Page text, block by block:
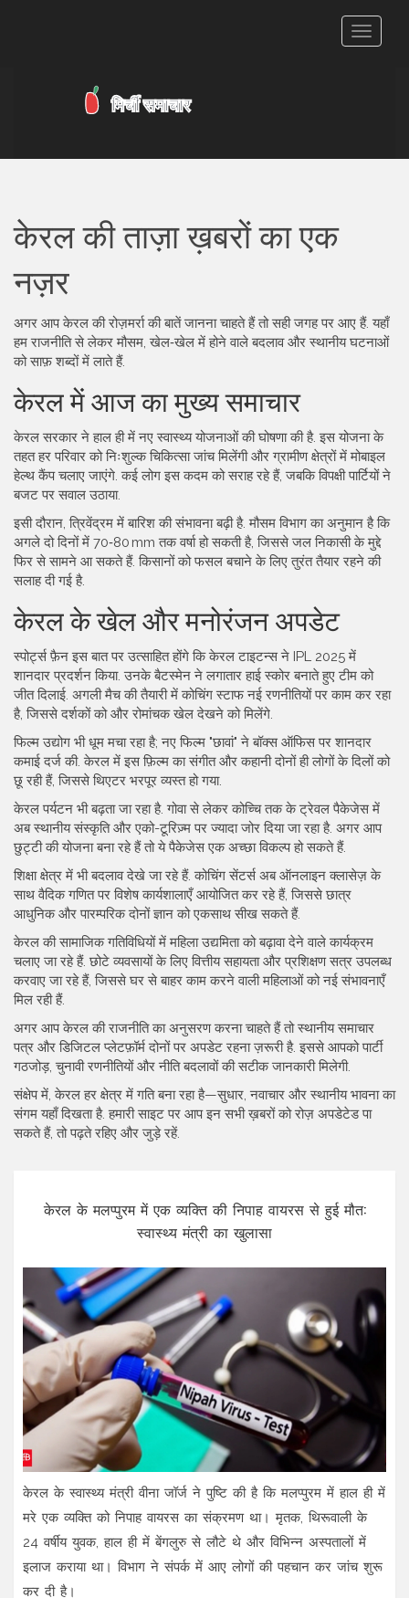
टॉगल
केरल की ताज़ा ख़बरों का एक
नज़र
अगर आप केरल की रोज़मर्रा की बातें जानना चाहते हैं तो सही जगह पर आए हैं. यहाँ
हम राजनीति से लेकर मौसम, खेल‑खेल में होने वाले बदलाव और स्थानीय घटनाओं
को साफ़ शब्दों में लाते हैं.
केरल में आज का मुख्य समाचार
केरल सरकार ने हाल ही में नए स्वास्थ्य योजनाओं की घोषणा की है. इस योजना के
तहत हर परिवार को निःशुल्क चिकित्सा जांच मिलेंगी और ग्रामीण क्षेत्रों में मोबाइल
हेल्थ कैंप चलाए जाएंगे. कई लोग इस कदम को सराह रहे हैं, जबकि विपक्षी पार्टियों ने
बजट पर सवाल उठाया.
इसी दौरान, त्रिवेंद्रम में बारिश की संभावना बढ़ी है. मौसम विभाग का अनुमान है कि
अगले दो दिनों में 70‑80 mm तक वर्षा हो सकती है, जिससे जल निकासी के मुद्दे
फिर से सामने आ सकते हैं. किसानों को फसल बचाने के लिए तुरंत तैयार रहने की
सलाह दी गई है.
केरल के खेल और मनोरंजन अपडेट
स्पोर्ट्स फ़ैन इस बात पर उत्साहित होंगे कि केरल टाइटन्स ने IPL 2025 में
शानदार प्रदर्शन किया. उनके बैटस्मेन ने लगातार हाई स्कोर बनाते हुए टीम को
जीत दिलाई. अगली मैच की तैयारी में कोचिंग स्टाफ नई रणनीतियों पर काम कर रहा
है, जिससे दर्शकों को और रोमांचक खेल देखने को मिलेंगे.
फिल्म उद्योग भी धूम मचा रहा है; नए फिल्म "छावां" ने बॉक्स ऑफिस पर शानदार
कमाई दर्ज की. केरल में इस फ़िल्म का संगीत और कहानी दोनों ही लोगों के दिलों को
छू रही हैं, जिससे थिएटर भरपूर व्यस्त हो गया.
केरल पर्यटन भी बढ़ता जा रहा है. गोवा से लेकर कोच्चि तक के ट्रेवल पैकेजेस में
अब स्थानीय संस्कृति और एको-टूरिज़्म पर ज्यादा जोर दिया जा रहा है. अगर आप
छुट्टी की योजना बना रहे हैं तो ये पैकेजेस एक अच्छा विकल्प हो सकते हैं.
शिक्षा क्षेत्र में भी बदलाव देखे जा रहे हैं. कोचिंग सेंटर्स अब ऑनलाइन क्लासेज़ के
साथ वैदिक गणित पर विशेष कार्यशालाएँ आयोजित कर रहे हैं, जिससे छात्र
आधुनिक और पारम्परिक दोनों ज्ञान को एकसाथ सीख सकते हैं.
केरल की सामाजिक गतिविधियों में महिला उद्यमिता को बढ़ावा देने वाले कार्यक्रम
चलाए जा रहे हैं. छोटे व्यवसायों के लिए वित्तीय सहायता और प्रशिक्षण सत्र उपलब्ध
करवाए जा रहे हैं, जिससे घर से बाहर काम करने वाली महिलाओं को नई संभावनाएँ
मिल रही हैं.
अगर आप केरल की राजनीति का अनुसरण करना चाहते हैं तो स्थानीय समाचार
पत्र और डिजिटल प्लेटफ़ॉर्म दोनों पर अपडेट रहना ज़रूरी है. इससे आपको पार्टी
गठजोड़, चुनावी रणनीतियों और नीति बदलावों की सटीक जानकारी मिलेगी.
संक्षेप में, केरल हर क्षेत्र में गति बना रहा है—सुधार, नवाचार और स्थानीय भावना का
संगम यहाँ दिखता है. हमारी साइट पर आप इन सभी ख़बरों को रोज़ अपडेटेड पा
सकते हैं, तो पढ़ते रहिए और जुड़े रहें.
केरल के मलप्पुरम में एक व्यक्ति की निपाह वायरस से हुई मौत:
स्वास्थ्य मंत्री का खुलासा
केरल के स्वास्थ्य मंत्री वीना जॉर्ज ने पुष्टि की है कि मलप्पुरम में हाल ही में
मरे एक व्यक्ति को निपाह वायरस का संक्रमण था। मृतक, थिरूवाली के
24 वर्षीय युवक, हाल ही में बेंगलुरु से लौटे थे और विभिन्न अस्पतालों में
इलाज कराया था। विभाग ने संपर्क में आए लोगों की पहचान कर जांच शुरू
कर दी है।